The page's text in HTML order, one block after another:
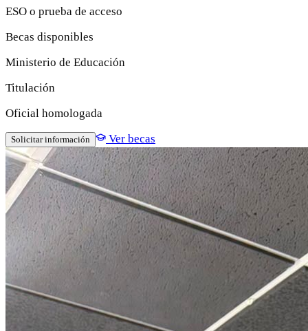
ESO o prueba de acceso
Becas disponibles
Ministerio de Educación
Titulación
Oficial homologada
Solicitar información Ver becas